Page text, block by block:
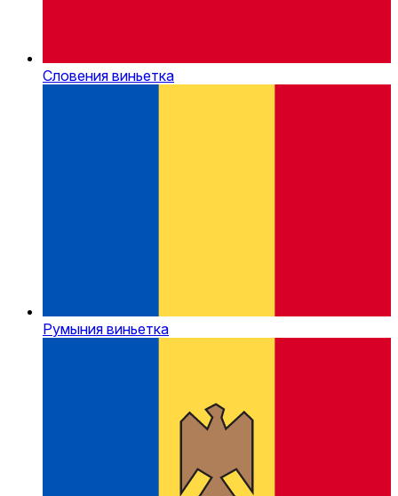
Словения виньетка
Румыния виньетка